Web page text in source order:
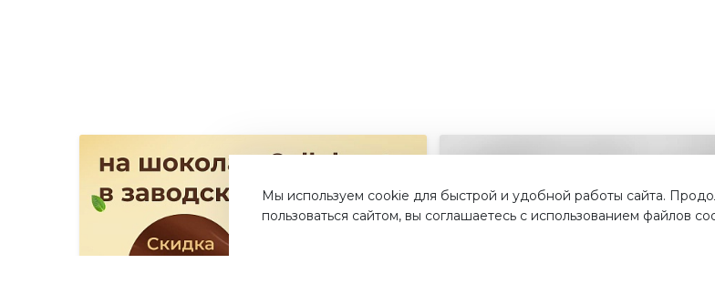
Мы используем cookie для быстрой и удобной работы сайта.
пользоваться сайтом, вы соглашаетесь с использованием файлов